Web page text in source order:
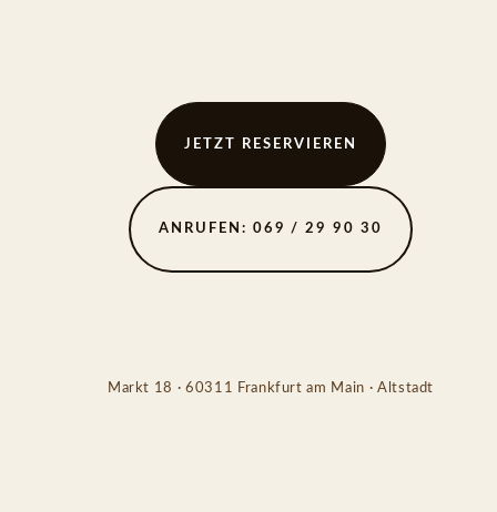
JETZT RESERVIEREN
ANRUFEN: 069 / 29 90 30
Markt 18 · 60311 Frankfurt am Main · Altstadt